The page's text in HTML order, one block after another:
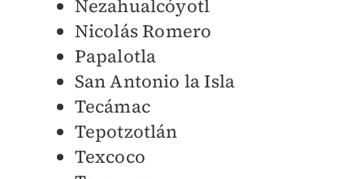
Nezahualcóyotl
Nicolás Romero
Papalotla
San Antonio la Isla
Tecámac
Tepotzotlán
Texcoco